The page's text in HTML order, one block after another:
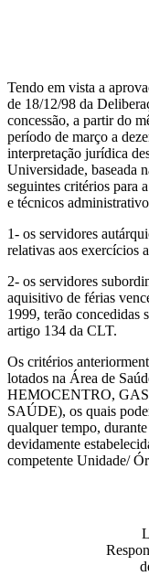
Tendo em vista a
de 18/12/98 da
concessão, a partir do
período de março a
interpretação jurídica
Universidade, baseada
seguintes critérios para
e técnicos
1- os servidores
relativas aos exercícios
2- os servidores
aquisitivo de férias
1999, terão concedidas
artigo 134 da CLT.
Os critérios
lotados na Área de
HEMOCENTRO,
SAÚDE), os quais
qualquer tempo,
devidamente
competente Unidade/